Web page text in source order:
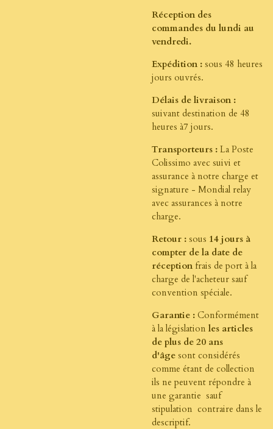
Réception des
commandes du lundi au
vendredi.
Expédition : sous 48 heures
jours ouvrés.
Délais de livraison :
suivant destination de 48
heures à7 jours.
Transporteurs : La Poste
Colissimo avec suivi et
assurance à notre charge et
signature - Mondial relay
avec assurances à notre
charge.
Retour : sous 14 jours à
compter de la date de
réception frais de port à la
charge de l'acheteur sauf
convention spéciale.
Garantie : Conformément
à la législation les articles
de plus de 20 ans
d'âge sont considérés
comme étant de collection
ils ne peuvent répondre à
une garantie sauf
stipulation contraire dans le
descriptif.